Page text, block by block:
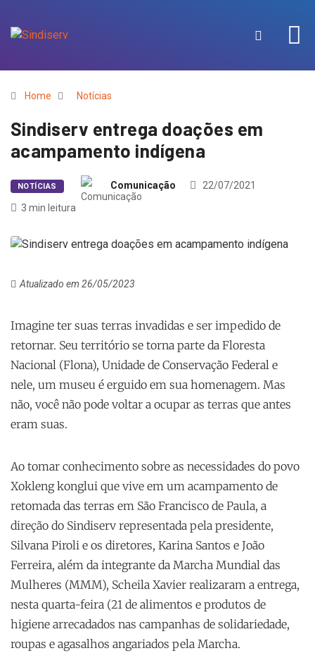
Home Notícias
Sindiserv entrega doações em
acampamento indígena
NOTÍCIAS Comunicação
22/07/2021
3 min leitura
Atualizado em 26/05/2023
Imagine ter suas terras invadidas e ser impedido de
retornar. Seu território se torna parte da Floresta
Nacional (Flona), Unidade de Conservação Federal e
nele, um museu é erguido em sua homenagem. Mas
não, você não pode voltar a ocupar as terras que antes
eram suas.
Ao tomar conhecimento sobre as necessidades do povo
Xokleng konglui que vive em um acampamento de
retomada das terras em São Francisco de Paula, a
direção do Sindiserv representada pela presidente,
Silvana Piroli e os diretores, Karina Santos e João
Ferreira, além da integrante da Marcha Mundial das
Mulheres (MMM), Scheila Xavier realizaram a entrega,
nesta quarta-feira (21 de alimentos e produtos de
higiene arrecadados nas campanhas de solidariedade,
roupas e agasalhos angariados pela Marcha.